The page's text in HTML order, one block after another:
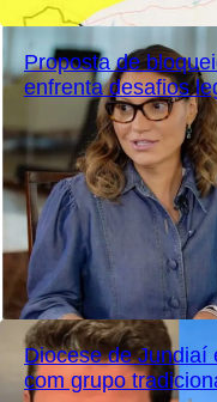
Proposta de
enfrenta desafios
Diocese de Jundiaí
com grupo